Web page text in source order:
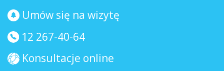
Umów się na wizytę
12 267-40-64
Konsultacje online